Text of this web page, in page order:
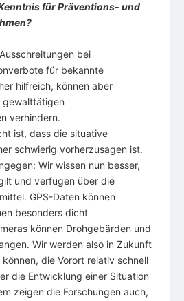
für Präventions- und
bei
für bekannte
hilfreich, können aber
gewalttätigen
verhindern.
ist, dass die situative
schwierig vorherzusagen ist.
Wir wissen nun besser,
und verfügen über die
GPS-Daten können
besonders dicht
können Drohgebärden und
Wir werden also in Zukunft
die Vorort relativ schnell
die Entwicklung einer Situation
zeigen die Forschungen auch,